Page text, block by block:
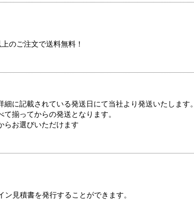
のご注文で送料無料！
に記載されている発送日にて当社より発送いたします。
揃ってからの発送となります。
らお選びいただけます
見積書を発行することができます。